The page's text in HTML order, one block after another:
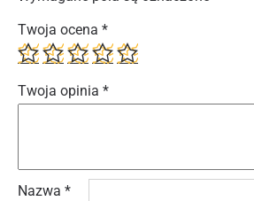
Twoja ocena *
Twoja opinia *
Nazwa *